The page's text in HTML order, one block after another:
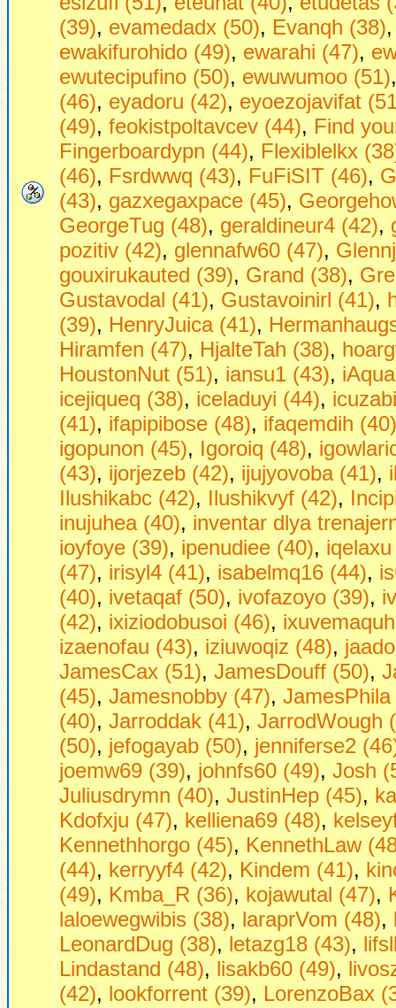
(39), evamedadx (50), Evanqh (38)
ewakifurohido (49), ewarahi (47),
ewutecipufino (50), ewuwumoo (51)
(46), eyadoru (42), eyoezojavifat
(49), feokistpoltavcev (44), Find
Fingerboardypn (44), Flexiblelkx
(46), Fsrdwwq (43), FuFiSIT (46),
(43), gazxegaxpace (45),
GeorgeTug (48), geraldineur4 (42),
pozitiv (42), glennafw60 (47),
gouxirukauted (39), Grand (38),
Gustavodal (41), Gustavoinirl (41),
(39), HenryJuica (41),
Hiramfen (47), HjalteTah (38),
HoustonNut (51), iansu1 (43),
icejiqueq (38), iceladuyi (44),
(41), ifapipibose (48), ifaqemdih (40)
igopunon (45), Igoroiq (48),
(43), ijorjezeb (42), ijujyovoba (41),
Ilushikabc (42), Ilushikvyf (42),
inujuhea (40), inventar dlya
ioyfoye (39), ipenudiee (40),
(47), irisyl4 (41), isabelmq16 (44),
(40), ivetaqaf (50), ivofazoyo (39),
(42), ixiziodobusoi (46),
izaenofau (43), iziuwoqiz (48),
JamesCax (51), JamesDouff (50),
(45), Jamesnobby (47), JamesPhila
(40), Jarroddak (41), JarrodWough
(50), jefogayab (50), jenniferse2
joemw69 (39), johnfs60 (49), Josh
Juliusdrymn (40), JustinHep (45),
Kdofxju (47), kelliena69 (48),
Kennethhorgo (45), KennethLaw
(44), kerryyf4 (42), Kindem (41),
(49), Kmba_R (36), kojawutal (47),
laloewegwibis (38), laraprVom (48),
LeonardDug (38), letazg18 (43),
Lindastand (48), lisakb60 (49),
(42), lookforrent (39), LorenzoBax